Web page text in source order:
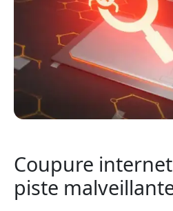
Coupure
piste